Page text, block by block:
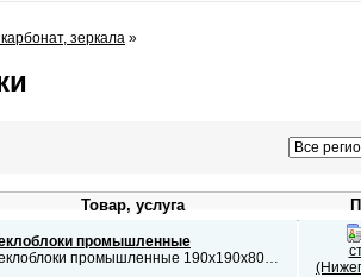
зеркала »
Товар, услуга
промышленные
промышленные 190х190х80…